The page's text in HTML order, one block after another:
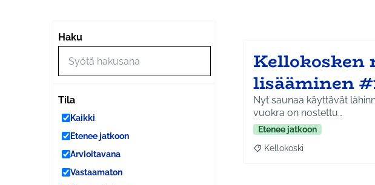
Haku
Tila
Kaikki
Etenee jatkoon
Arvioitavana
Vastaamaton
−
Kellokosken
lisääminen
Nyt saunaa käyttävät
vuokra on nostettu…
Etenee jatkoon
Rajaa tulokset aihepiirin
Kellokoski